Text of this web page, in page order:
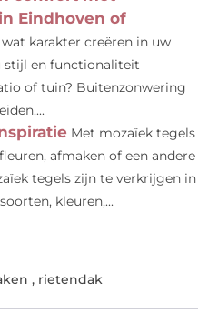
Eindhoven of
karakter creëren in uw
en functionaliteit
of tuin? Buitenzonwering
Met mozaïek tegels
afmaken of een andere
tegels zijn te verkrijgen in
kleuren,...
, rietendak